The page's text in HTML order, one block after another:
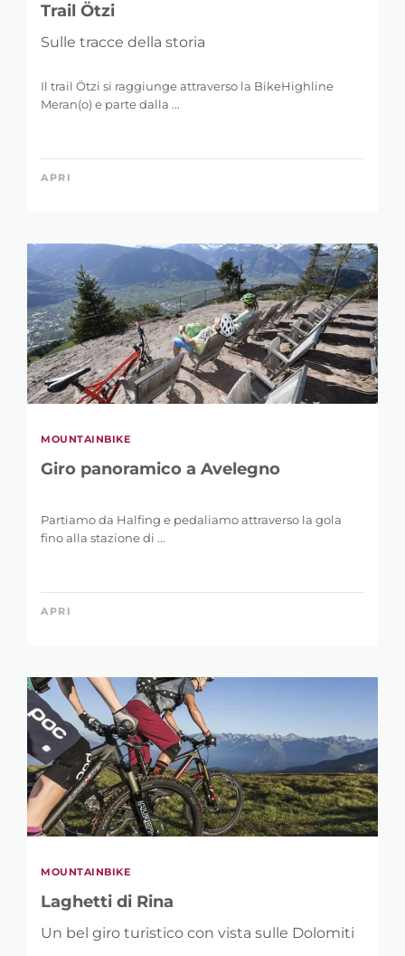
Trail Ötzi
Sulle tracce della storia
Il trail Ötzi si raggiunge attraverso la BikeHighline
Meran(o) e parte dalla ...
APRI
MOUNTAINBIKE
Giro panoramico a Avelegno
Partiamo da Halfing e pedaliamo attraverso la gola
fino alla stazione di ...
APRI
MOUNTAINBIKE
Laghetti di Rina
Un bel giro turistico con vista sulle Dolomiti